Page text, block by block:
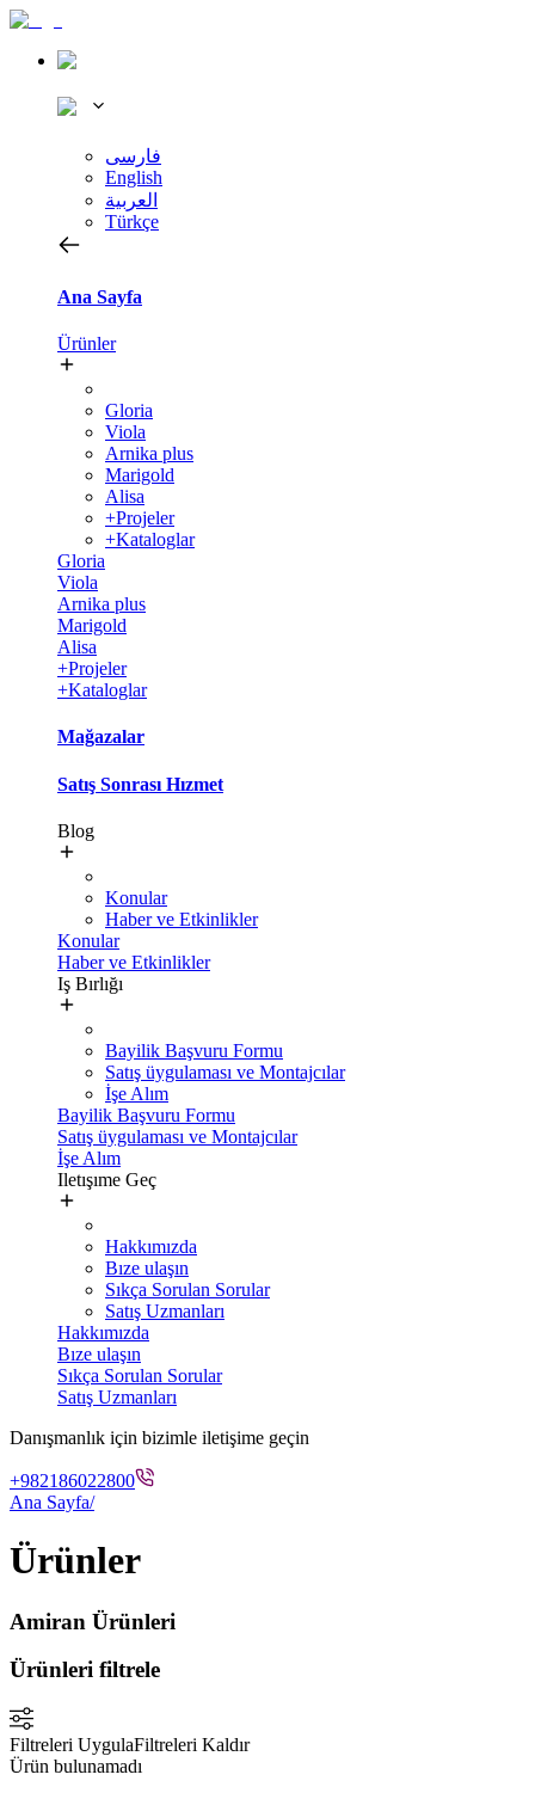
فارسی
English
العربية
Türkçe
Ana Sayfa
Ürünler
Gloria
Viola
Arnika plus
Marigold
Alisa
+Projeler
+Kataloglar
Gloria
Viola
Arnika plus
Marigold
Alisa
+Projeler
+Kataloglar
Mağazalar
Satış Sonrası Hızmet
Blog
Konular
Haber ve Etkinlikler
Konular
Haber ve Etkinlikler
Iş Bırlığı
Bayilik Başvuru Formu
Satış üygulaması ve Montajcılar
İşe Alım
Bayilik Başvuru Formu
Satış üygulaması ve Montajcılar
İşe Alım
Iletışıme Geç
Hakkımızda
Bıze ulaşın
Sıkça Sorulan Sorular
Satış Uzmanları
Hakkımızda
Bıze ulaşın
Sıkça Sorulan Sorular
Satış Uzmanları
Danışmanlık için bizimle iletişime geçin
+982186022800
Ana Sayfa/
Ürünler
Amiran Ürünleri
Ürünleri filtrele
Filtreleri UygulaFiltreleri Kaldır
Ürün bulunamadı